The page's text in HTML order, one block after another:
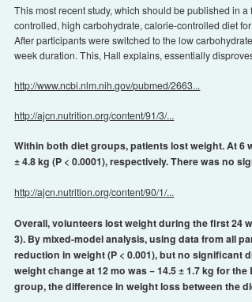
This most recent study, which should be published in
controlled, high carbohydrate, calorie-controlled diet
After participants were switched to the low
week duration. This, Hall explains, essentially
http://www.ncbi.nlm.nih.gov/pubmed/2663...
http://ajcn.nutrition.org/content/91/3/...
Within both diet groups, patients lost weight. At 6
± 4.8 kg (P < 0.0001), respectively. There was no
http://ajcn.nutrition.org/content/90/1/...
Overall, volunteers lost weight during the first 24
3). By mixed-model analysis, using data from all
reduction in weight (P < 0.001), but no significant
weight change at 12 mo was − 14.5 ± 1.7 kg for
group, the difference in weight loss between the